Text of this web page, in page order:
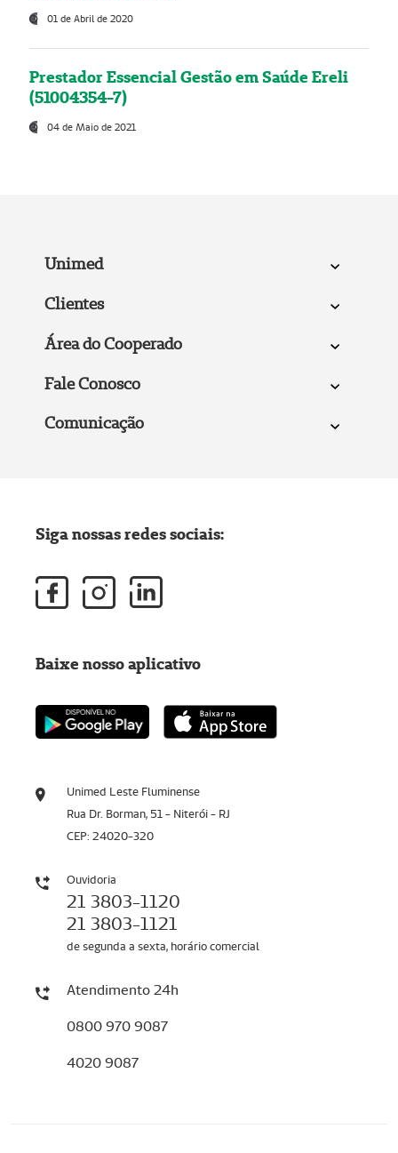
01 de Abril de 2020
Prestador Essencial Gestão em Saúde Ereli
(51004354-7)
04 de Maio de 2021
Unimed
Clientes
Área do Cooperado
Fale Conosco
Comunicação
Unimed Leste Fluminense
Rua Dr. Borman, 51 - Niterói - RJ
CEP: 24020-320
Ouvidoria
21 3803-1120
21 3803-1121
de segunda a sexta, horário comercial
Atendimento 24h
0800 970 9087
4020 9087
Siga nossas redes sociais:
Baixe nosso aplicativo